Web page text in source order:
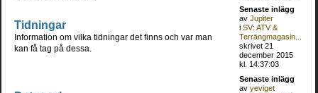
Tidningar
Information om vilka tidningar det finns och var man
kan få tag på dessa.
Senaste inlägg
avJupiter
iSV: ATV &
Terrängmagasin...
skrivet 21
december 2015
kl. 14:37:03
Senaste inlägg
avyeviget